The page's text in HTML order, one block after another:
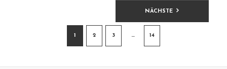
BEITRAGSNAVIGATION
1 2 3 … 14
NÄCHSTE